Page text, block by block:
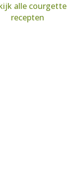
alle courgette
recepten